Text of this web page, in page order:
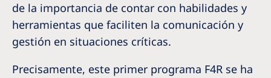
de la importancia de contar con habilidades y
herramientas que faciliten la comunicación y
gestión en situaciones críticas.
Precisamente, este primer programa F4R se ha